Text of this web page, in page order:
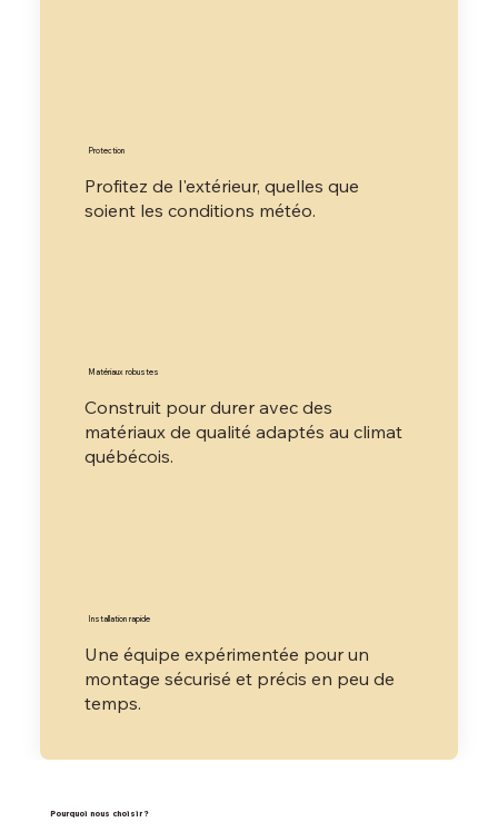
Protection
Profitez de l'extérieur, quelles que
soient les conditions météo.
Matériaux robustes
Construit pour durer avec des
matériaux de qualité adaptés au climat
québécois.
Installation rapide
Une équipe expérimentée pour un
montage sécurisé et précis en peu de
temps.
Pourquoi nous choisir ?